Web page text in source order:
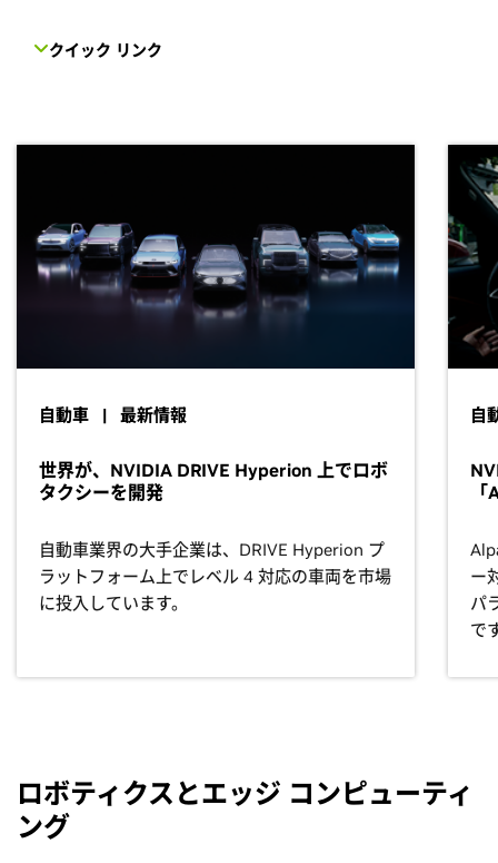
クイック リンク
自動車 | 最新情報
世界が、NVIDIA DRIVE Hyperion 上でロボ
タクシーを開発
自動車業界の大手企業は、DRIVE Hyperion プ
ラットフォーム上でレベル 4 対応の車両を市場
に投入しています。
自
ー
パ
で
ロボティクスとエッジ コンピューティ
ング